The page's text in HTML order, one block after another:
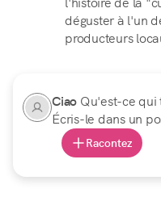
déguster à l'un
producteurs
Ciao Qu'est-ce qui
Écris-le dans un
Racontez